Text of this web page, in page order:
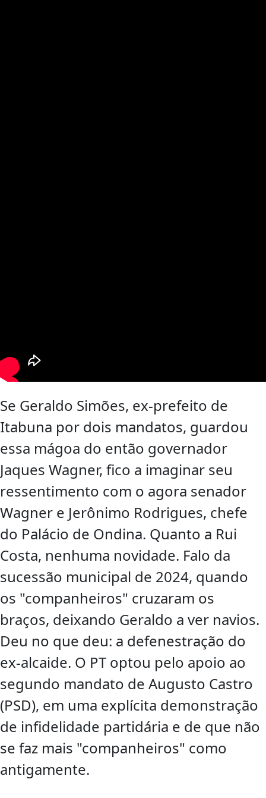
Se Geraldo Simões, ex-prefeito de
Itabuna por dois mandatos, guardou
essa mágoa do então governador
Jaques Wagner, fico a imaginar seu
ressentimento com o agora senador
Wagner e Jerônimo Rodrigues, chefe
do Palácio de Ondina. Quanto a Rui
Costa, nenhuma novidade. Falo da
sucessão municipal de 2024, quando
os "companheiros" cruzaram os
braços, deixando Geraldo a ver navios.
Deu no que deu: a defenestração do
ex-alcaide. O PT optou pelo apoio ao
segundo mandato de Augusto Castro
(PSD), em uma explícita demonstração
de infidelidade partidária e de que não
se faz mais "companheiros" como
antigamente.